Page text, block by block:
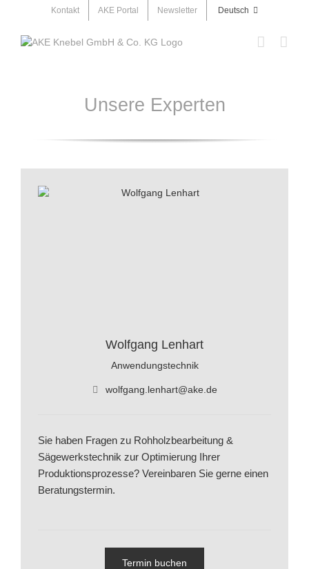
content
Kontakt AKE Portal Newsletter Deutsch
Unsere Experten
Wolfgang Lenhart
Anwendungstechnik
wolfgang.lenhart@ake.de
Sie haben Fragen zu Rohholzbearbeitung &
Sägewerkstechnik zur Optimierung Ihrer
Produktionsprozesse? Vereinbaren Sie gerne einen
Beratungstermin.
Termin buchen